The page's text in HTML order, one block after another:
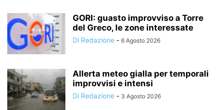
GORI: guasto improvviso a Torre
del Greco, le zone interessate
Di Redazione - 6 Agosto 2026
Allerta meteo gialla per temporali
improvvisi e intensi
Di Redazione - 3 Agosto 2026